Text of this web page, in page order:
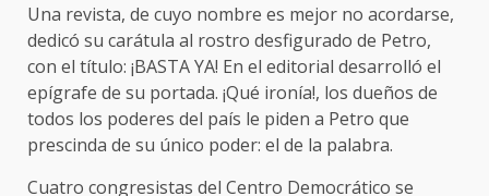
Una revista, de cuyo nombre es mejor no acordarse,
dedicó su carátula al rostro desfigurado de Petro,
con el título: ¡BASTA YA! En el editorial desarrolló el
epígrafe de su portada. ¡Qué ironía!, los dueños de
todos los poderes del país le piden a Petro que
prescinda de su único poder: el de la palabra.
Cuatro congresistas del Centro Democrático se